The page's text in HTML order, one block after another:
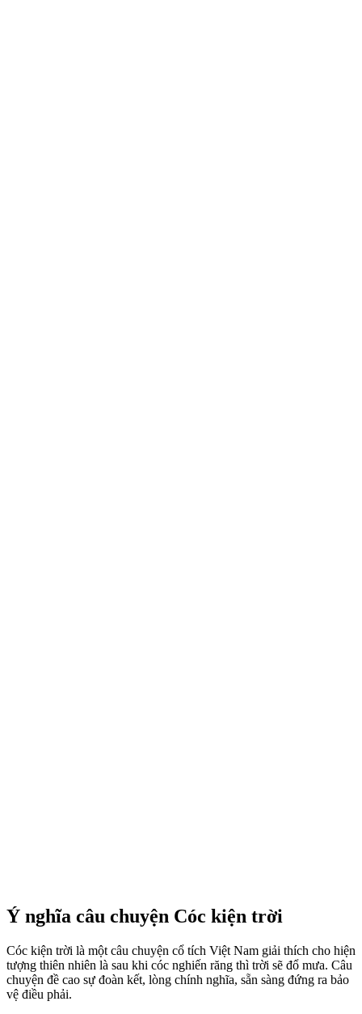
Ý nghĩa câu chuyện Cóc kiện trời
Cóc kiện trời là một câu chuyện cổ tích Việt Nam giải thích cho hiện
tượng thiên nhiên là sau khi cóc nghiến răng thì trời sẽ đổ mưa. Câu
chuyện đề cao sự đoàn kết, lòng chính nghĩa, sẵn sàng đứng ra bảo
vệ điều phải.